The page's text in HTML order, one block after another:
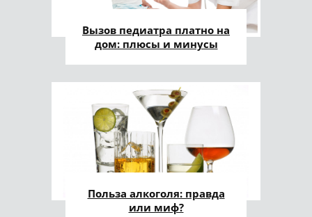
Вызов педиатра платно на
дом: плюсы и минусы
Польза алкоголя: правда
или миф?